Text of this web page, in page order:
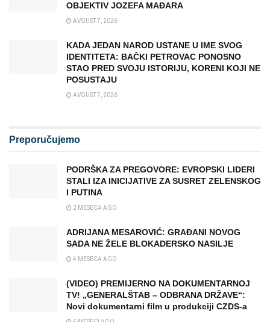
OBJEKTIV JOZEFA MAĐARA
AVGUST 7, 2026
KADA JEDAN NAROD USTANE U IME SVOG
IDENTITETA: BAČKI PETROVAC PONOSNO
STAO PRED SVOJU ISTORIJU, KORENI KOJI NE
POSUSTAJU
AVGUST 7, 2026
Preporučujemo
PODRŠKA ZA PREGOVORE: EVROPSKI LIDERI
STALI IZA INICIJATIVE ZA SUSRET ZELENSKOG
I PUTINA
2 MESECA AGO
ADRIJANA MESAROVIĆ: GRAĐANI NOVOG
SADA NE ŽELE BLOKADERSKO NASILJE
4 MESECA AGO
(VIDEO) PREMIJERNO NA DOKUMENTARNOJ
TV! „GENERALŠTAB – ODBRANA DRŽAVE“:
Novi dokumentarni film u produkciji CZDS-a